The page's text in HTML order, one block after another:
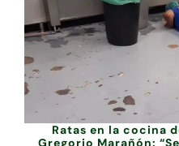
Ratas en la cocina
Gregorio Marañón: